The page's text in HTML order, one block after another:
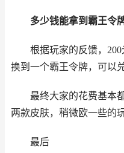
多少钱能拿到霸王令
根据玩家的反馈，
换到一个霸王令牌，可以
最终大家的花费基本
两款皮肤，稍微欧一些的
最后